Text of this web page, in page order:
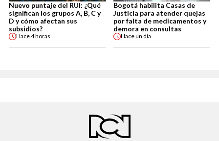
Nuevo puntaje del RUI: ¿Qué
significan los grupos A, B, C y
D y cómo afectan sus
subsidios?
Hace4 horas
Bogotá habilita Casas de
Justicia para atender quejas
por falta de medicamentos y
demora en consultas
Haceun día